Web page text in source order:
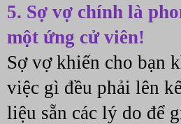
5. Sợ vợ chính là
một ứng cử viên!
Sợ vợ khiến cho bạn
việc gì đều phải lên
liệu sẵn các lý do để